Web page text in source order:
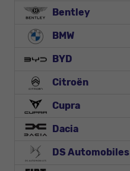
Bentley
BMW
BYD
Citroën
Cupra
Dacia
DS Automobiles